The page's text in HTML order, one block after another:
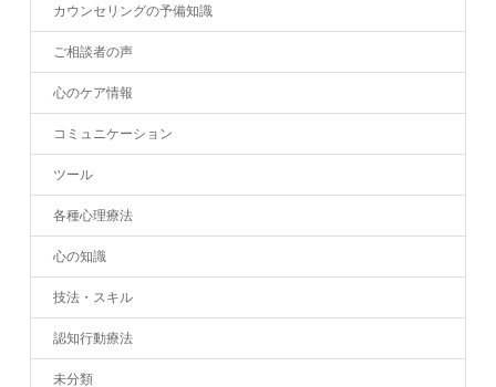
カウンセリングの予備知識
ご相談者の声
心のケア情報
コミュニケーション
ツール
各種心理療法
心の知識
技法・スキル
認知行動療法
未分類